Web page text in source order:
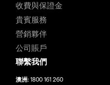
收費與保證金
貴賓服務
營銷夥伴
公司賬戶
聯繫我們
澳洲: 1800 161 260